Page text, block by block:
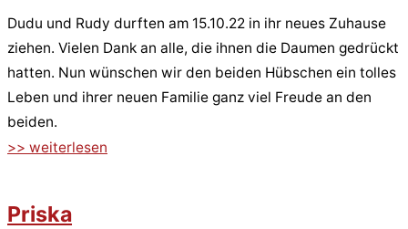
Dudu und Rudy durften am 15.10.22 in ihr neues Zuhause
ziehen. Vielen Dank an alle, die ihnen die Daumen gedrückt
hatten. Nun wünschen wir den beiden Hübschen ein tolles
Leben und ihrer neuen Familie ganz viel Freude an den
beiden.
>> weiterlesen
Priska